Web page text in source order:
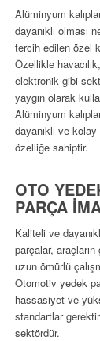
Alüminyum
dayanıklı olması
tercih edilen özel
Özellikle
elektronik gibi
yaygın olarak
Alüminyum
dayanıklı ve
özelliğe sahiptir.
OTO
PARÇA
Kaliteli ve
parçalar,
uzun ömürlü
Otomotiv yedek
hassasiyet ve
standartlar
sektördür.